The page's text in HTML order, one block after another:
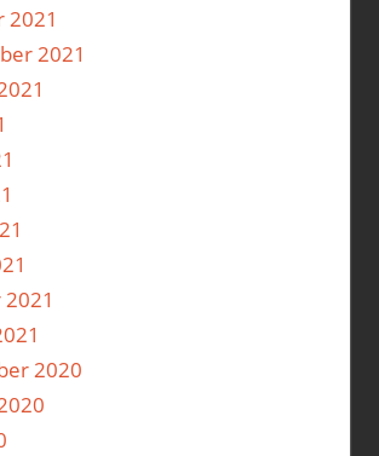
2021
2021
2020